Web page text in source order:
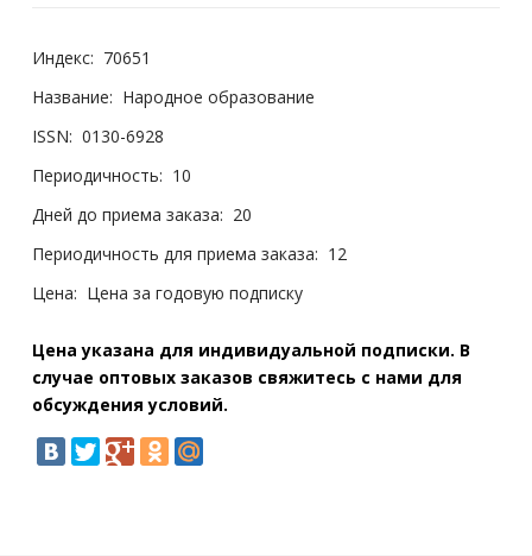
Индекс: 70651
Название: Народное образование
ISSN: 0130-6928
Периодичность: 10
Дней до приема заказа: 20
Периодичность для приема заказа: 12
Цена: Цена за годовую подписку
Цена указана для индивидуальной подписки. В
случае оптовых заказов свяжитесь с нами для
обсуждения условий.